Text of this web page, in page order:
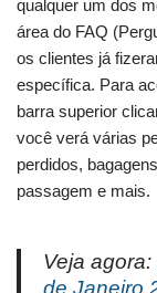
qualquer um dos
área do FAQ
os clientes já
específica. Para
barra superior
você verá várias
perdidos,
passagem e mais.
Veja agora:
de Janeiro